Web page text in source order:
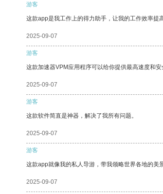
游客
这款app是我工作上的得力助手，让我的工作效率提
2025-09-07
游客
这款加速器VPM应用程序可以给你提供最高速度和
2025-09-07
游客
这款软件简直是神器，解决了我所有问题。
2025-09-07
游客
这款app就像我的私人导游，带我领略世界各地的美景
2025-09-07